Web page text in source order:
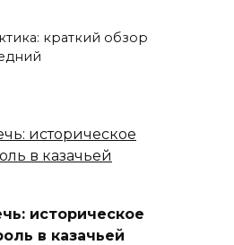
краткий обзор
историческое
в казачьей